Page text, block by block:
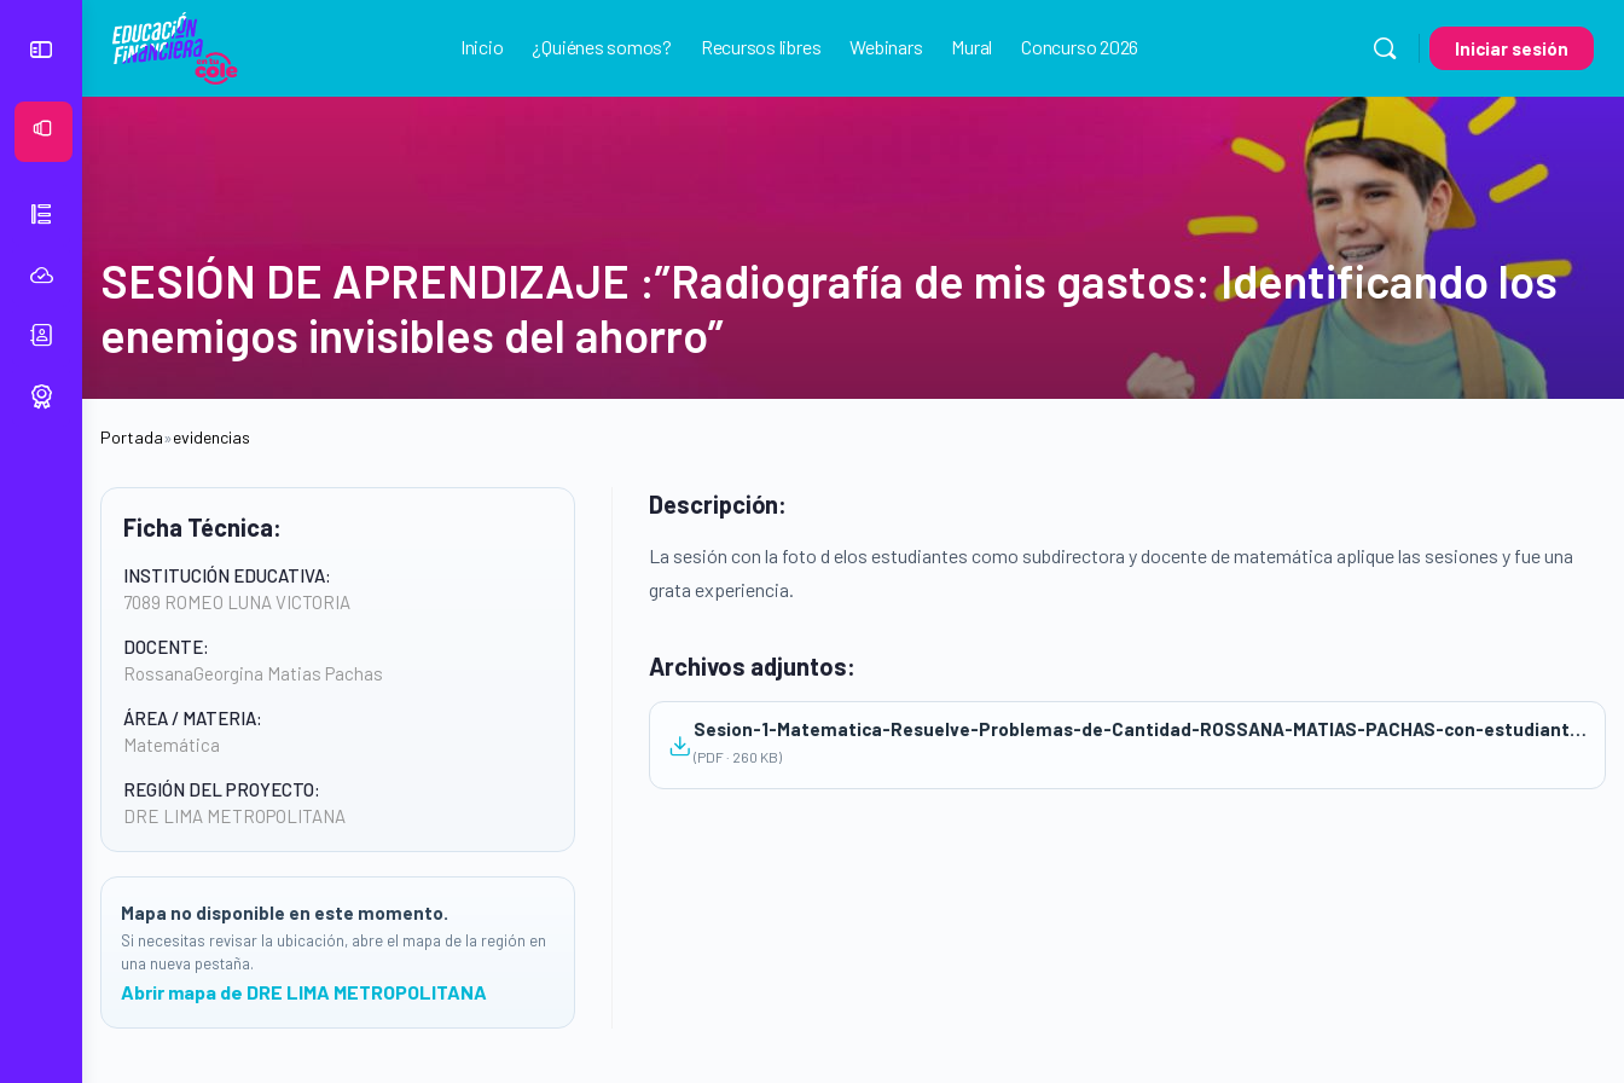
Inicio ¿Quiénes somos? Recursos libres Webinars Mural Concurso 2026 Iniciar sesión
SESIÓN DE APRENDIZAJE :”Radiografía de mis gastos: Identificando los
enemigos invisibles del ahorro”
Portada»evidencias
Ficha Técnica:
INSTITUCIÓN EDUCATIVA:
7089 ROMEO LUNA VICTORIA
DOCENTE:
RossanaGeorgina Matias Pachas
ÁREA / MATERIA:
Matemática
REGIÓN DEL PROYECTO:
DRE LIMA METROPOLITANA
Mapa no disponible en este momento.
Si necesitas revisar la ubicación, abre el mapa de la región en
una nueva pestaña.
Abrir mapa de DRE LIMA METROPOLITANA
Descripción:
La sesión con la foto d elos estudiantes como subdirectora y docente de matemática aplique las sesiones y fue una
grata experiencia.
Archivos adjuntos:
Sesion-1-Matematica-Resuelve-Problemas-de-Cantidad-ROSSANA-MATIAS-PACHAS-con-estudiantes
(PDF · 260 KB)